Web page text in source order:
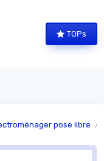
TOPs
pose libre